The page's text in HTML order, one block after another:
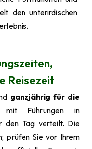
den unterirdischen
Reisezeit
ganzjährig für die
Führungen in
den Tag verteilt. Die
prüfen Sie vor Ihrem